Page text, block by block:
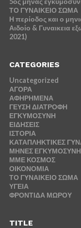
ΤΟ ΓΥΝΑΙΚΕΙΟ ΣΩΜΑ
Η περίοδος και ο
Αιδοίο & Γυναικεια
2021)
CATEGORIES
Uncategorized
ΑΓΟΡΑ
ΑΦΗΡΗΜΕΝΑ
ΓΕΥΣΗ ΔΙΑΤΡΟΦΗ
ΕΓΚΥΜΟΣΥΝΗ
ΕΙΔΗΣΕΙΣ
ΙΣΤΟΡΙΑ
ΚΑΤΑΠΛΗΚΤΙΚΕΣ
ΜΗΝΕΣ
ΜΜΕ ΚΟΣΜΟΣ
ΟΙΚΟΝΟΜΙΑ
ΤΟ ΓΥΝΑΙΚΕΙΟ ΣΩΜΑ
ΥΓΕΙΑ
ΦΡΟΝΤΙΔΑ ΜΩΡΟΥ
TITLE